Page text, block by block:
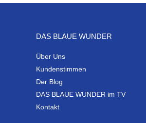
DAS BLAUE WUNDER
Über Uns
Kundenstimmen
Der Blog
DAS BLAUE WUNDER im TV
Kontakt